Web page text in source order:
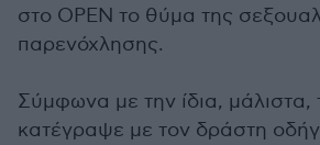
στο ΟΡΕΝ το θύμα της
παρενόχλησης.
Σύμφωνα με την ίδια, μάλιστα,
κατέγραψε με τον δράστη